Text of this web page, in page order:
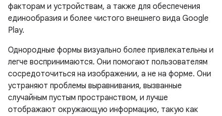
факторам и устройствам, а также для обеспечения
единообразия и более чистого внешнего вида Google
Play.
Однородные формы визуально более привлекательны и
легче воспринимаются. Они помогают пользователям
сосредоточиться на изображении, а не на форме. Они
устраняют проблемы выравнивания, вызванные
случайным пустым пространством, и лучше
отображают окружающую информацию, такую ​​как